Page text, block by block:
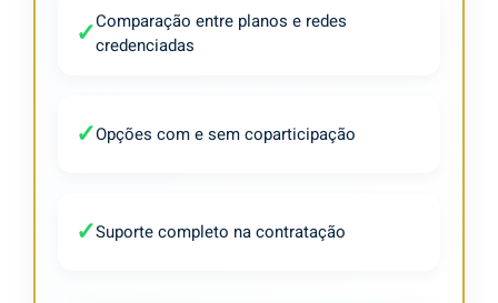
✓Comparação entre planos e redes
credenciadas
✓Opções com e sem coparticipação
✓Suporte completo na contratação